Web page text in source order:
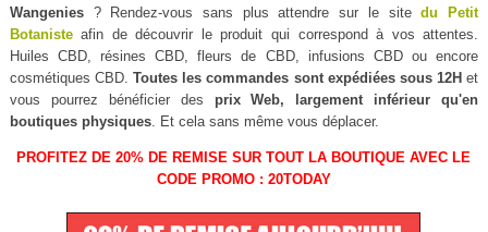
Wangenies? Rendez-vous sans plus attendre sur le sitedu Petit
Botanisteafin de découvrir le produit qui correspond à vos attentes.
Huiles CBD, résines CBD, fleurs de CBD, infusions CBD ou encore
cosmétiques CBD.Toutes les commandes sont expédiées sous 12H et
vous pourrez bénéficier des prix Web, largement inférieur qu'en
boutiques physiques. Et cela sans même vous déplacer.
PROFITEZ DE 20% DE REMISE SUR TOUT LA BOUTIQUE AVEC LE
CODE PROMO : 20TODAY